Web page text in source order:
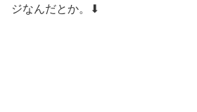
ジなんだとか。⬇︎